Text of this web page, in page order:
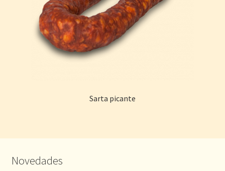
Sarta picante
Novedades